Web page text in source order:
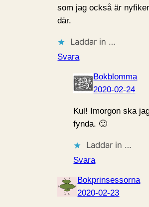
som jag också är
där.
Laddar in …
Svara
Bokblomma
2020-02-24
Kul! Imorgon ska
fynda. 🙂
Laddar in …
Svara
Bokprinsessorna
2020-02-23